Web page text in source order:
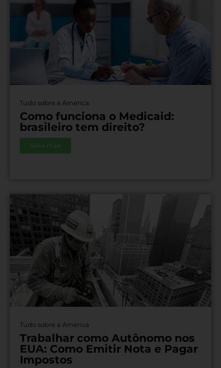
Tudo sobre a América
Como funciona o Medicaid:
brasileiro tem direito?
Saiba mais
Tudo sobre a América
Trabalhar como Autônomo nos
EUA: Como Emitir Nota e Pagar
Impostos